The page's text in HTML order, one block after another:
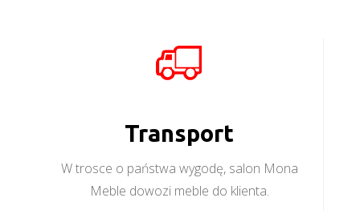
Transport
W trosce o państwa wygodę, salon Mona
Meble dowozi meble do klienta.